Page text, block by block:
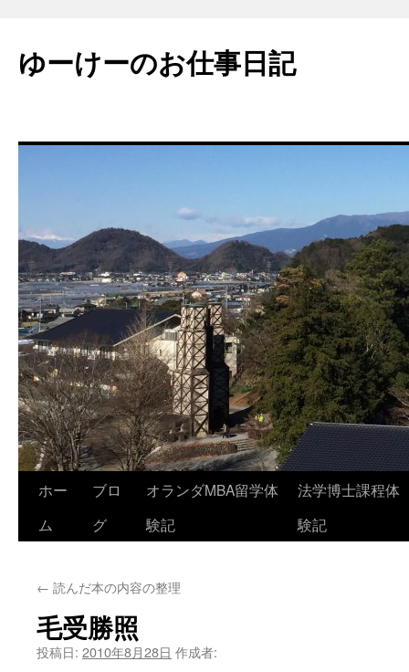
ゆーけーのお仕事日記
ン
ツ
へ
ホー
ム
ブロ
グ
オランダMBA留学体
験記
法学博士課程体
験記
← 読んだ本の内容の整理
毛受勝照
投稿日: 2010年8月28日 作成者: